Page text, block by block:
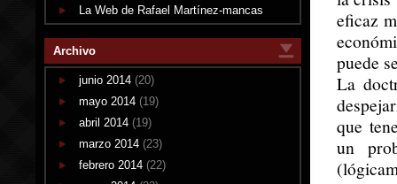
La Web de Rafael Martínez-mancas
Archivo
junio 2014 (20)
mayo 2014 (19)
abril 2014 (19)
marzo 2014 (23)
febrero 2014 (22)
eficaz
puede
La
que
un